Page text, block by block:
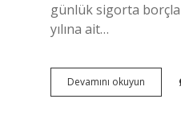
günlük sigorta
yılına ait…
Devamını okuyun
Için